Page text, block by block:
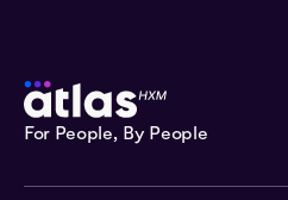
For People, By People